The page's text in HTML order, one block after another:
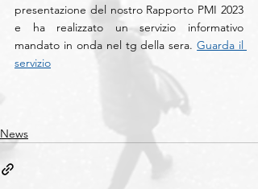
presentazione del nostro Rapporto PMI 2023
e ha realizzato un servizio informativo
mandato in onda nel tg della sera. Guarda il
servizio
News